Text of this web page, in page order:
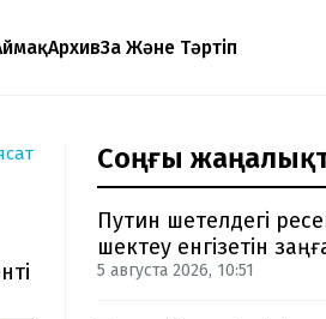
АрхивЗаң Және Тәртіп
Соңғы
Путин шетелдегі
шектеу енгізетін
5 августа 2026, 10:51